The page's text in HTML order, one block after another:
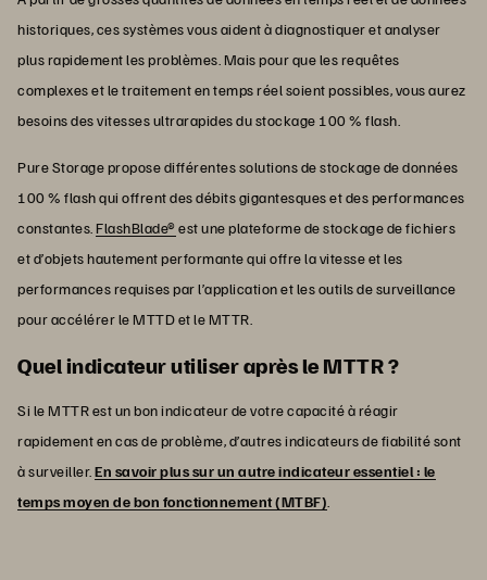
historiques, ces systèmes vous aident à diagnostiquer et analyser
plus rapidement les problèmes. Mais pour que les requêtes
complexes et le traitement en temps réel soient possibles, vous aurez
besoins des vitesses ultrarapides du stockage 100 % flash.
Pure Storage propose différentes solutions de stockage de données
100 % flash qui offrent des débits gigantesques et des performances
constantes. FlashBlade® est une plateforme de stockage de fichiers
et d’objets hautement performante qui offre la vitesse et les
performances requises par l’application et les outils de surveillance
pour accélérer le MTTD et le MTTR.
Quel indicateur utiliser après le MTTR ?
Si le MTTR est un bon indicateur de votre capacité à réagir
rapidement en cas de problème, d’autres indicateurs de fiabilité sont
à surveiller. En savoir plus sur un autre indicateur essentiel : le
temps moyen de bon fonctionnement (MTBF)